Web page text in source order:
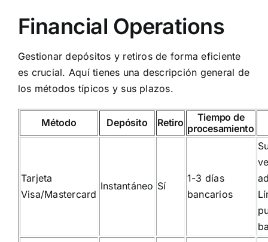
Financial Operations
Gestionar depósitos y retiros de forma eficiente
es crucial. Aquí tienes una descripción general de
los métodos típicos y sus plazos.
Método Depósito Retiro
Tiempo de
procesamiento
Tarjeta
Visa/Mastercard
Instantáneo Sí
1-3 días
bancarios